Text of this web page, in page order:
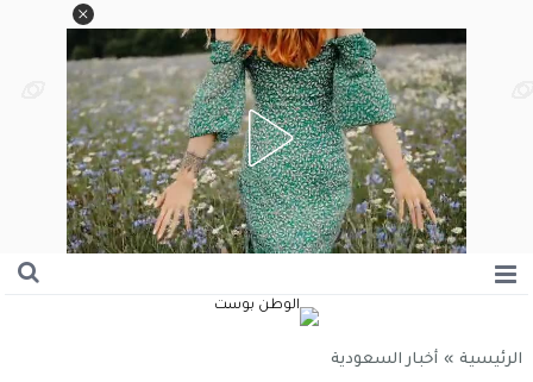
الرئيسية » أخبار السعودية